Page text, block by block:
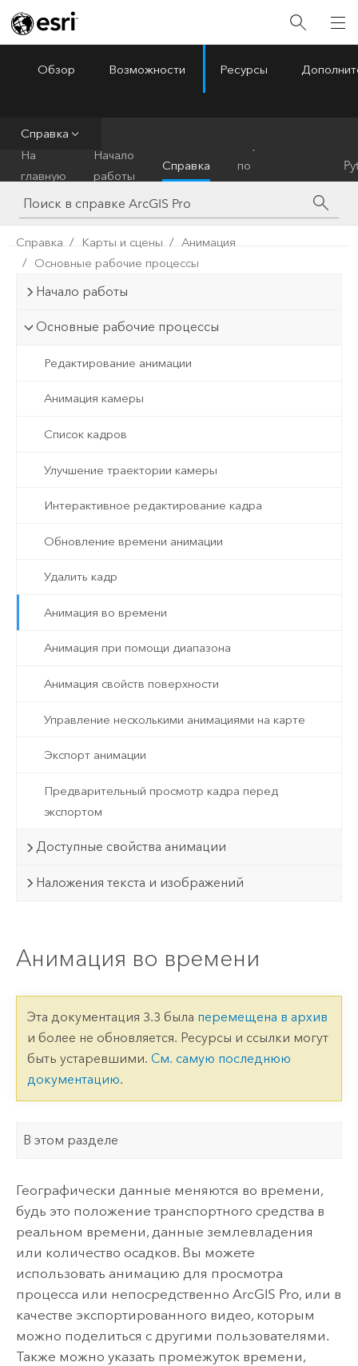
ArcGIS Pro
Обзор Возможности Ресурсы
Справка
На
главную
Начало
работы
Справка
по
инструментам
Справка Карты и сцены
Анимация
Основные рабочие процессы
Начало работы
Основные рабочие процессы
Редактирование анимации
Анимация камеры
Список кадров
Улучшение траектории камеры
Интерактивное редактирование кадра
Обновление времени анимации
Удалить кадр
Анимация во времени
Анимация при помощи диапазона
Анимация свойств поверхности
Управление несколькими анимациями на карте
Экспорт анимации
Предварительный просмотр кадра перед
экспортом
Доступные свойства анимации
Наложения текста и изображений
Анимация во времени
Эта документация 3.3 была перемещена в архив
и более не обновляется. Ресурсы и ссылки могут
быть устаревшими. См. самую последнюю
документацию.
В этом разделе
Географически данные меняются во времени,
будь это положение транспортного средства в
реальном времени, данные землевладения
или количество осадков. Вы можете
использовать анимацию для просмотра
процесса или непосредственно ArcGIS Pro, или в
качестве экспортированного видео, которым
можно поделиться с другими пользователями.
Также можно указать промежуток времени,